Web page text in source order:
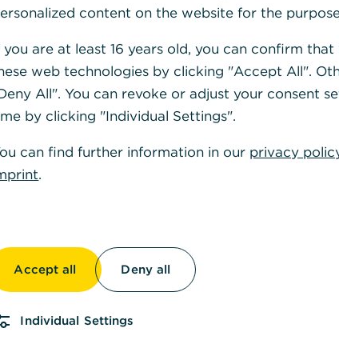
content on the website for the
you are at least 16 years old, you can confirm that
web technologies by clicking "Accept All".
All". You can revoke or adjust your consent
by clicking "Individual Settings".
can find further information in our privacy
.
Accept all Deny all
Individual Settings